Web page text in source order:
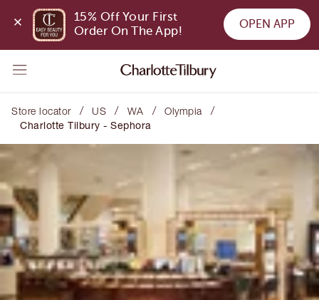
15% Off Your First
Order On The App!
OPEN APP
Store locator / US / WA / Olympia /
Charlotte Tilbury - Sephora